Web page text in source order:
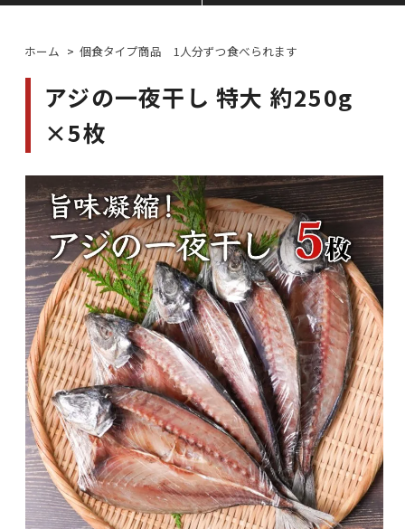
ホーム > 個食タイプ商品 1人分ずつ食べられます
アジの一夜干し 特大 約250g
×5枚